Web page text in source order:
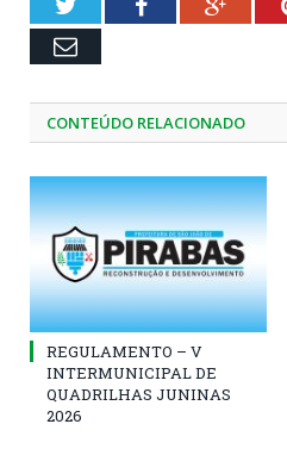
TwitterFacebook
Email
CONTEÚDO RELACIONADO
REGULAMENTO – V
INTERMUNICIPAL DE
QUADRILHAS JUNINAS
2026